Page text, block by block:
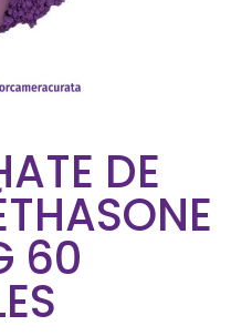
DE
60